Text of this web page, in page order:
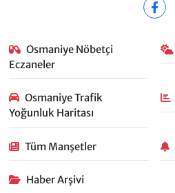
Osmaniye Nöbetçi
Eczaneler
Osmaniye Trafik
Yoğunluk Haritası
Tüm Manşetler
Haber Arşivi